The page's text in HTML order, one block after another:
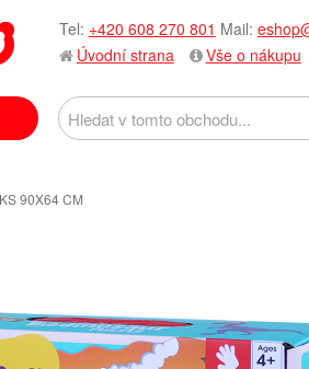
Tel: +420 608 270 801 Mail:
Úvodní strana
Vše o nákupu
90X64 CM